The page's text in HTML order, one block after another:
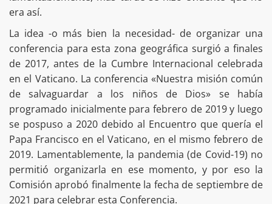
era así.
La idea -o más bien la necesidad- de organizar una
conferencia para esta zona geográfica surgió a finales
de 2017, antes de la Cumbre Internacional celebrada
en el Vaticano. La conferencia «Nuestra misión común
de salvaguardar a los niños de Dios» se había
programado inicialmente para febrero de 2019 y luego
se pospuso a 2020 debido al Encuentro que quería el
Papa Francisco en el Vaticano, en el mismo febrero de
2019. Lamentablemente, la pandemia (de Covid-19) no
permitió organizarla en ese momento, y por eso la
Comisión aprobó finalmente la fecha de septiembre de
2021 para celebrar esta Conferencia.